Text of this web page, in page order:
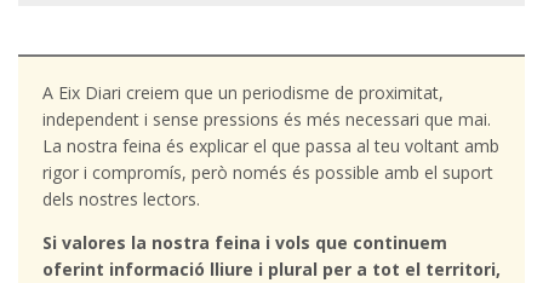
A Eix Diari creiem que un periodisme de proximitat,
independent i sense pressions és més necessari que mai.
La nostra feina és explicar el que passa al teu voltant amb
rigor i compromís, però només és possible amb el suport
dels nostres lectors.
Si valores la nostra feina i vols que continuem
oferint informació lliure i plural per a tot el territori,